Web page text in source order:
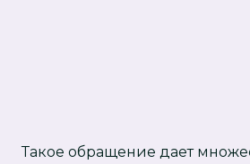
Такое обращение дает